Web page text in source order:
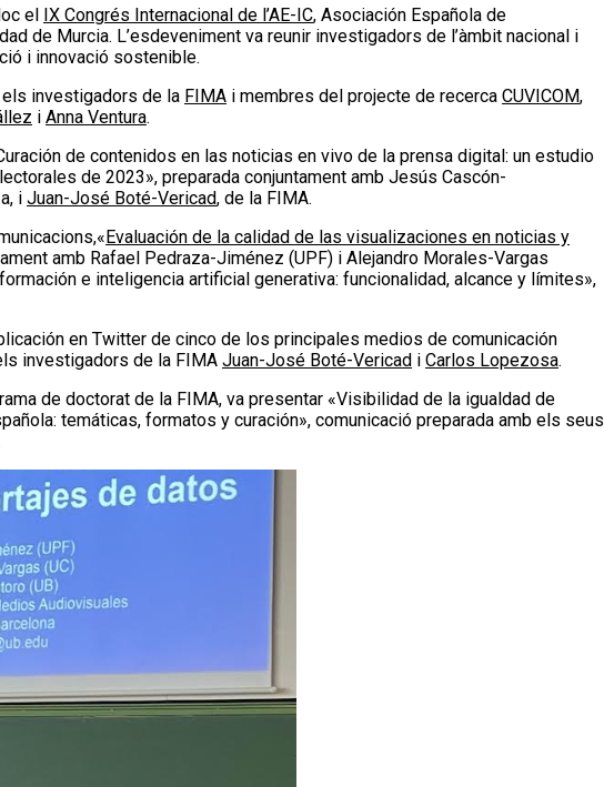
el
IX Congrés Internacional de l’AE-IC, Asociación Española de
de Murcia. L’esdeveniment va reunir investigadors de l’àmbit nacional i
i innovació sostenible.
investigadors de la FIMA i membres del projecte de recerca CUVICOM,
i Anna Ventura.
de contenidos en las noticias en vivo de la prensa digital: un estudio
de 2023», preparada conjuntament amb Jesús Cascón-
i Juan-José Boté-Vericad, de la FIMA.
Evaluación de la calidad de las visualizaciones en noticias y
amb Rafael Pedraza-Jiménez (UPF) i Alejandro Morales-Vargas
e inteligencia artificial generativa: funcionalidad, alcance y límites»,
en Twitter de cinco de los principales medios de comunicación
investigadors de la FIMA Juan-José Boté-Vericad i Carlos Lopezosa.
de doctorat de la FIMA, va presentar «Visibilidad de la igualdad de
temáticas, formatos y curación», comunicació preparada amb els seus